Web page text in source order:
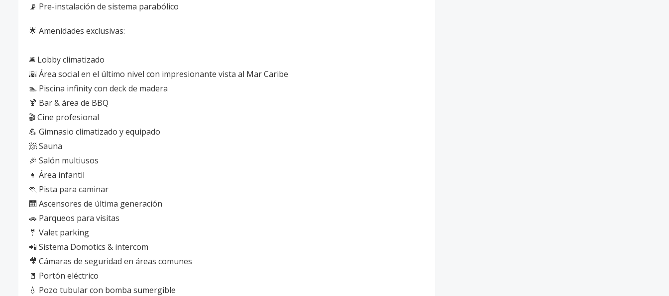
📡 Pre-instalación de sistema parabólico
🌟 Amenidades exclusivas:
🛎️ Lobby climatizado
🌇 Área social en el último nivel con impresionante vista al Mar Caribe
🏊 Piscina infinity con deck de madera
🍹 Bar & área de BBQ
🎬 Cine profesional
💪 Gimnasio climatizado y equipado
🧖 Sauna
🎉 Salón multiusos
👧 Área infantil
🏃 Pista para caminar
🛗 Ascensores de última generación
🚗 Parqueos para visitas
🤵 Valet parking
📲 Sistema Domotics & intercom
🎥 Cámaras de seguridad en áreas comunes
🚪 Portón eléctrico
💧 Pozo tubular con bomba sumergible